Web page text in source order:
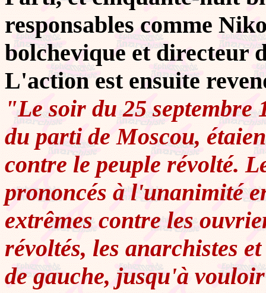
responsables comme
bolchevique et directeur
L'action est ensuite
"Le soir du 25 septembre
du parti de Moscou,
contre le peuple révolté.
prononcés à l'unanimité
extrêmes contre les
révoltés, les anarchistes
de gauche, jusqu'à